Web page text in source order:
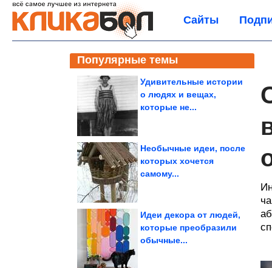
Сайты
Популярные темы
Удивительные истории
о людях и вещах,
которые не...
Необычные идеи, после
которых хочется
самому...
Идеи декора от людей,
которые преобразили
обычные...